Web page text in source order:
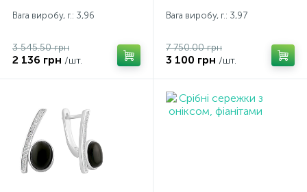
Вага виробу, г.: 3,96
3 545.50 грн
2 136 грн /шт.
Вага виробу, г.: 3,97
7 750.00 грн
3 100 грн /шт.